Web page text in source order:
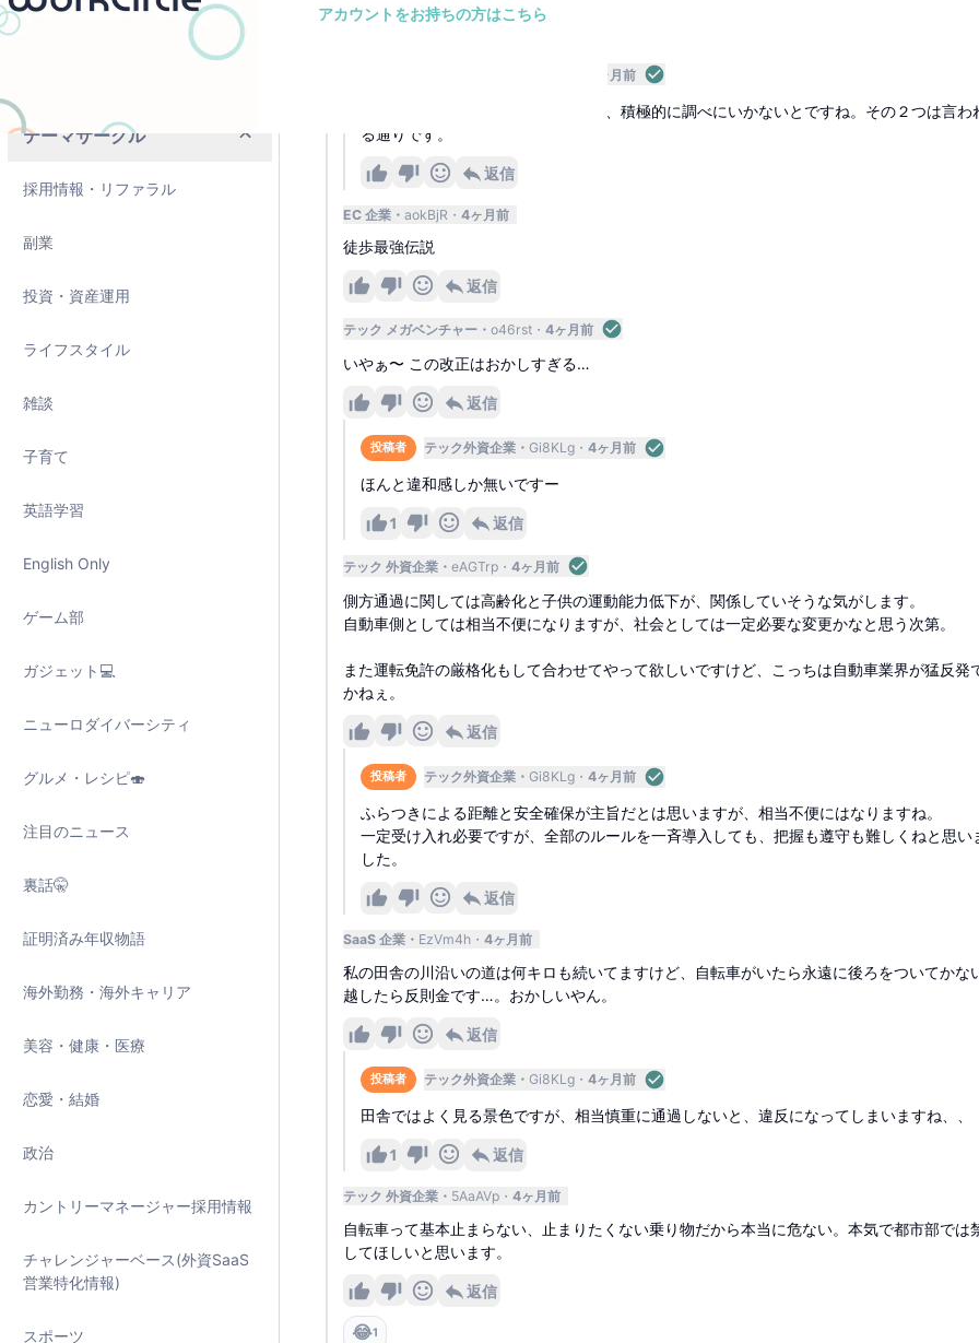
テクニカルサポート・カスタマー
テーマサークル
採用情報・リファラル
副業
投資・資産運用
ライフスタイル
雑談
子育て
英語学習
English Only
ゲーム部
ガジェット💻
ニューロダイバーシティ
グルメ・レシピ🍣
注目のニュース
裏話🤫
証明済み年収物語
海外勤務・海外キャリア
美容・健康・医療
恋愛・結婚
政治
カントリーマネージャー採用情報
チャレンジャーベース(外資SaaS
営業特化情報)
スポーツ
アカウントをお持ちの方はこちら
4ヶ月前
ちょっと周知活動しているくらいで、積極的に調べにいかないとですね。その２つは言わ
る通りです。
返信
EC 企業 aokBjR 4ヶ月前
徒歩最強伝説
返信
テック メガベンチャー o46rst 4ヶ月前
いやぁ〜 この改正はおかしすぎる…
返信
投稿者 テック外資企業 Gi8KLg 4ヶ月前
ほんと違和感しか無いですー
1 返信
テック 外資企業 eAGTrp 4ヶ月前
側方通過に関しては高齢化と子供の運動能力低下が、関係していそうな気がします。
自動車側としては相当不便になりますが、社会としては一定必要な変更かなと思う次第。
また運転免許の厳格化もして合わせてやって欲しいですけど、こっちは自動車業界が猛反発
かねぇ。
返信
投稿者 テック外資企業 Gi8KLg 4ヶ月前
ふらつきによる距離と安全確保が主旨だとは思いますが、相当不便にはなりますね。
一定受け入れ必要ですが、全部のルールを一斉導入しても、把握も遵守も難しくねと思い
した。
返信
SaaS 企業 EzVm4h 4ヶ月前
私の田舎の川沿いの道は何キロも続いてますけど、自転車がいたら永遠に後ろをついてかな
越したら反則金です…。おかしいやん。
返信
投稿者 テック外資企業 Gi8KLg 4ヶ月前
田舎ではよく見る景色ですが、相当慎重に通過しないと、違反になってしまいますね、、
1 返信
テック 外資企業 5AaAVp 4ヶ月前
自転車って基本止まらない、止まりたくない乗り物だから本当に危ない。本気で都市部では
してほしいと思います。
返信
😂1